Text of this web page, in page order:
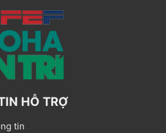
HỖ TRỢ
tin